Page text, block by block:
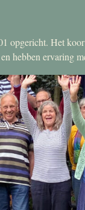
opgericht. Het
hebben ervaring